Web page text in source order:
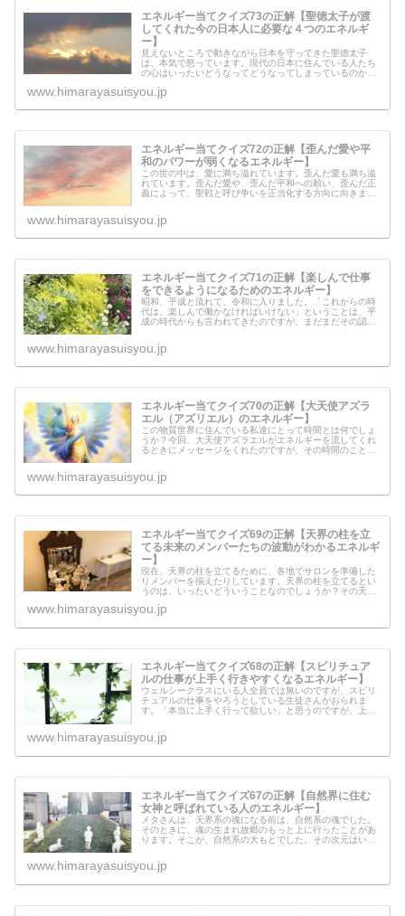
エネルギー当てクイズ73の正解【聖徳太子が渡
してくれた今の日本人に必要な４つのエネルギ
ー】
見えないところで動きながら日本を守ってきた聖徳太子
は、本気で怒っています。現代の日本に住んでいる人たち
の心はいったいどうなってどうなってしまっているのか。
に大変なことが起こるということを伝...
www.himarayasuisyou.jp
エネルギー当てクイズ72の正解【歪んだ愛や平
和のパワーが弱くなるエネルギー】
この世の中は、愛に満ち溢れています。歪んだ愛も満ち溢
れています。歪んだ愛や、歪んだ平和への願い、歪んだ正
義によって、聖戦と呼び争いを正当化する方向に向きま
www.himarayasuisyou.jp
エネルギー当てクイズ71の正解【楽しんで仕事
をできるようになるためのエネルギー】
昭和、平成と流れて、令和に入りました。「これからの時
代は、楽しんで働かなければいけない」ということは、平
成の時代からも言われてきたのですが、まだまだその認識
www.himarayasuisyou.jp
エネルギー当てクイズ70の正解【大天使アズラ
エル（アズリエル）のエネルギー】
この物質世界に住んでいる私達にとって時間とは何でしょ
うか？今回、大天使アズラエルがエネルギーを流してくれ
るときにメッセージをくれたのですが、その時間のことに
www.himarayasuisyou.jp
エネルギー当てクイズ69の正解【天界の柱を立
てる未来のメンバーたちの波動がわかるエネルギ
ー】
現在、天界の柱を立てるために、各地でサロンを準備した
りメンバーを揃えたりしています。天界の柱を立てるとい
うのは、いったいどういうことなのでしょうか？その天界
www.himarayasuisyou.jp
エネルギー当てクイズ68の正解【スピリチュア
ルの仕事が上手く行きやすくなるエネルギー】
ウェルシークラスにいる人全員では無いのですが、スピリ
チュアルの仕事をやろうとしている生徒さんがおられま
す。「本当に上手く行って欲しい」と思うのですが、上手
の仕事が上手く行くために必要なこと...
www.himarayasuisyou.jp
エネルギー当てクイズ67の正解【自然界に住む
女神と呼ばれている人のエネルギー】
メタさんは、天界系の魂になる前は、自然系の魂でした。
そのときに、魂の生まれ故郷のもっと上に行ったことがあ
ります。そこが、自然系の大もとでした。その次元はいっ
む「女神」と呼ばれている人がエネ...
www.himarayasuisyou.jp